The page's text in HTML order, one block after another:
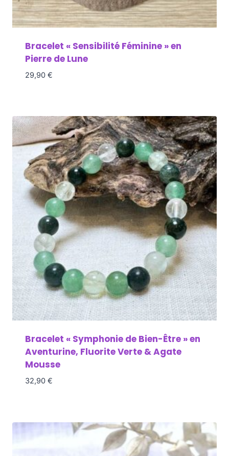
Bracelet « Sensibilité Féminine » en
Pierre de Lune
29,90 €
Bracelet « Symphonie de Bien-Être » en
Aventurine, Fluorite Verte & Agate
Mousse
32,90 €